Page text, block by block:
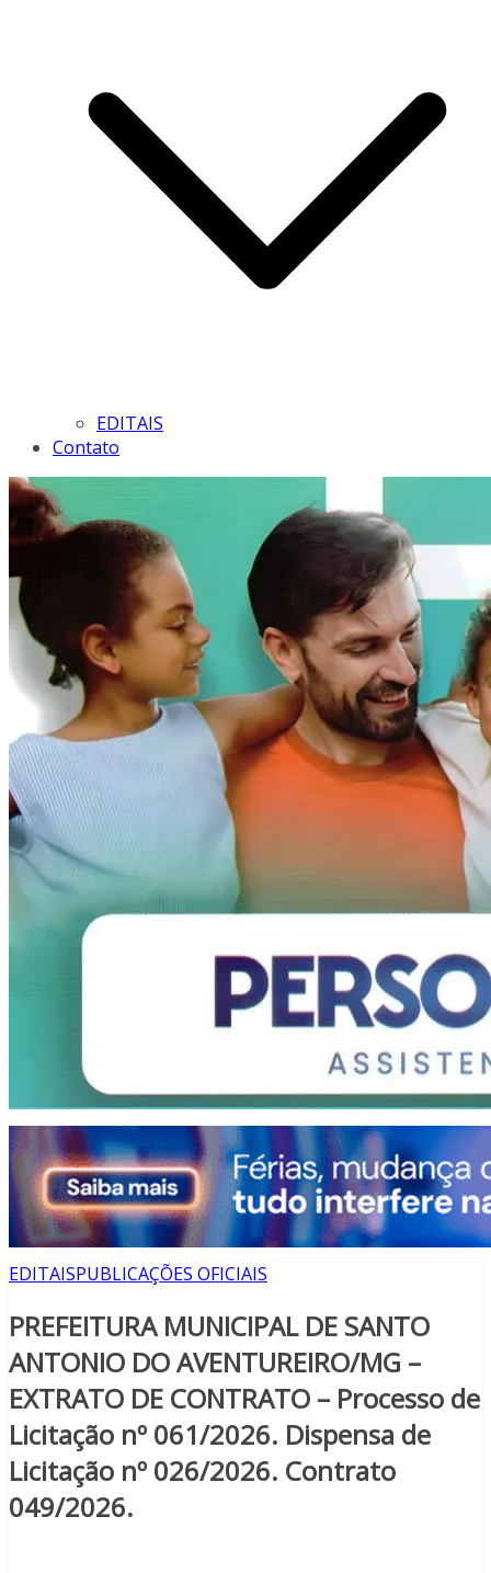
EDITAIS
Contato
EDITAISPUBLICAÇÕES OFICIAIS
PREFEITURA MUNICIPAL DE SANTO
ANTONIO DO AVENTUREIRO/MG –
EXTRATO DE CONTRATO – Processo de
Licitação nº 061/2026. Dispensa de
Licitação nº 026/2026. Contrato
049/2026.